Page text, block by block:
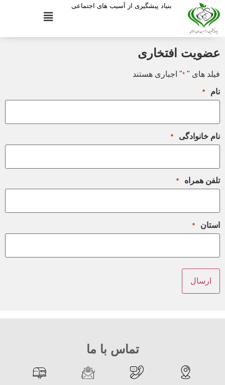
بنیاد پیشگیری از آسیب های اجتماعی
عضویت افتخاری
فیلد های " *" اجباری هستند
نام *
نام خانوادگی *
تلفن همراه *
استان *
تماس با ما